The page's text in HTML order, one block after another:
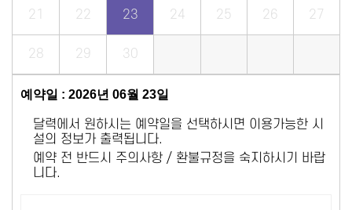
21 22 23 24 25 26 27
28 29 30
예약일 : 2026년 06월 23일
달력에서 원하시는 예약일을 선택하시면 이용가능한 시
설의 정보가 출력됩니다.
예약 전 반드시 주의사항 / 환불규정을 숙지하시기 바랍
니다.